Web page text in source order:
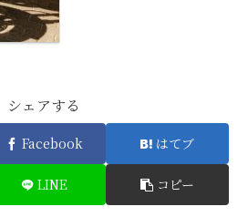
シェアする
Facebook はてブ
LINE コピー